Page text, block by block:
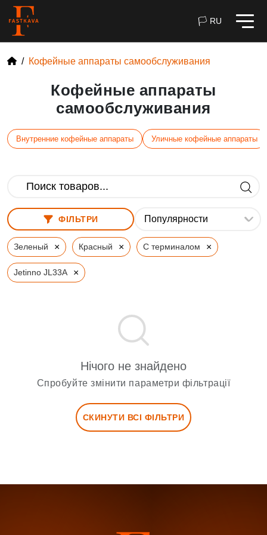
🏳 RU
Кофейные аппараты самообслуживания
Кофейные аппараты
самообслуживания
Внутренние кофейные аппараты Уличные кофейные аппараты
ФІЛЬТРИ
Зеленый × Красный × С терминалом ×
Jetinno JL33A ×
Нічого не знайдено
Спробуйте змінити параметри фільтрації
СКИНУТИ ВСІ ФІЛЬТРИ